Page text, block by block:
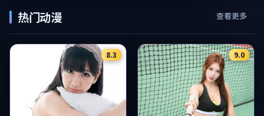
热门动漫 查看更多
8.3 9.0